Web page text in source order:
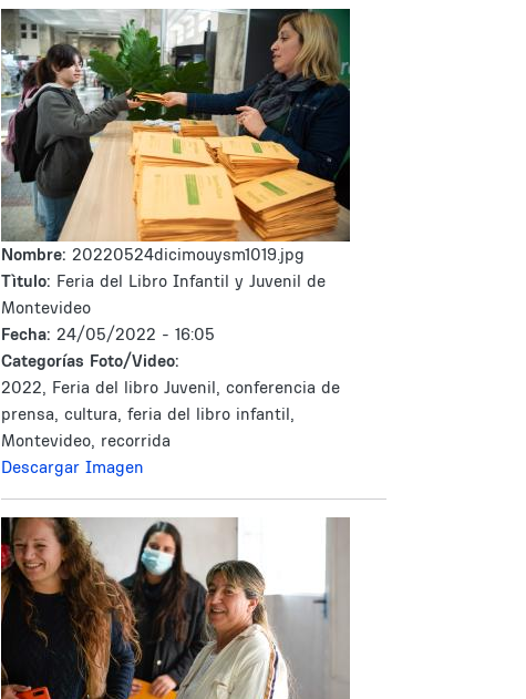
Nombre: 20220524dicimouysm1019.jpg
Tìtulo: Feria del Libro Infantil y Juvenil de
Montevideo
Fecha: 24/05/2022 - 16:05
Categorías Foto/Video:
2022, Feria del libro Juvenil, conferencia de
prensa, cultura, feria del libro infantil,
Montevideo, recorrida
Descargar Imagen